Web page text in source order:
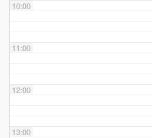
10:00
11:00
12:00
13:00